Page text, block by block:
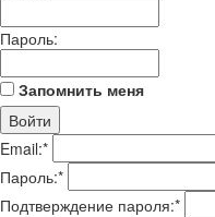
Пароль:
Запомнить меня
Email:*
Пароль:*
Подтверждение пароля:*